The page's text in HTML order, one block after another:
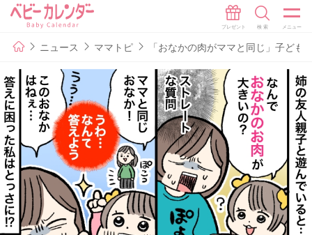
ニュース ママトピ 「おなかの肉がママと同じ」子ど